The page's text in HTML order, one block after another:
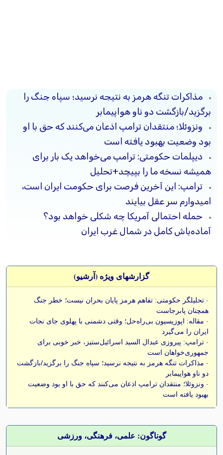
مذاکرات تنگه هرمز به نتیجه نرسید؛ سپاه جنگ را
برگزید/بازگشت دو ناو هواپیمابر
ونزوئلا؛ منتقدان ترامپ اذعان می‌کنند که حق با او
بود وضعیت بهبود یافته است
دیپلمات حکومتی: ترامپ می‌خواهد یک بار برای
همیشه نسخه ما را بپیچد+تحلیل
ترامپ: این آخرین فرصت برای حکومت ایران است،
امیدوارم سر عقل بیایند
حمله احتمالی آمریکا چه شکلی خواهد بود؟
آماده‌باش کامل در شمال غرب ایران
گزارشهای ویژه (آرشيو)
- تحلیلگر حکومتی: تفاهم هرمز پایان بحران نیست؛ خطر جنگ
همچنان پابرجاست
- مقاله: اپوزیسیون بی‌راه‌حل؛ وقتی دشمنی با پهلوی جای نجات
ایران را می‌گیرد
- ترامپ: پیروزی عبدال السید اسرائیل‌ستیز، خبر خوبی برای
جمهوری‌خواهان است
- مذاکرات تنگه هرمز به نتیجه نرسید؛ سپاه جنگ را برگزید/بازگشت
دو ناو هواپیمابر
- ونزوئلا؛ منتقدان ترامپ اذعان می‌کنند که حق با او بود وضعیت
بهبود یافته است
گوناگون: علمی، فرهنگی، ورزشی